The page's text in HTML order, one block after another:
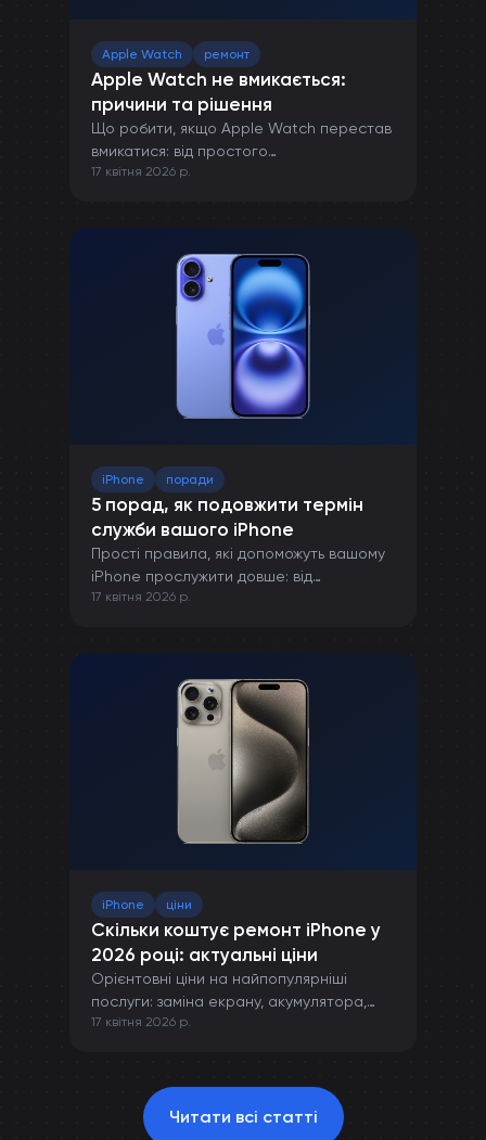
Apple Watch ремонт
Apple Watch не вмикається:
причини та рішення
Що робити, якщо Apple Watch перестав
вмикатися: від простого
перезавантаження до ремонту в сервісі.
17 квітня 2026 р.
iPhone поради
5 порад, як подовжити термін
служби вашого iPhone
Прості правила, які допоможуть вашому
iPhone прослужити довше: від
правильної зарядки до захисту від
17 квітня 2026 р.
iPhone ціни
Скільки коштує ремонт iPhone у
2026 році: актуальні ціни
Орієнтовні ціни на найпопулярніші
послуги: заміна екрану, акумулятора,
камери та інших компонентів iPhone.
17 квітня 2026 р.
Читати всі статті